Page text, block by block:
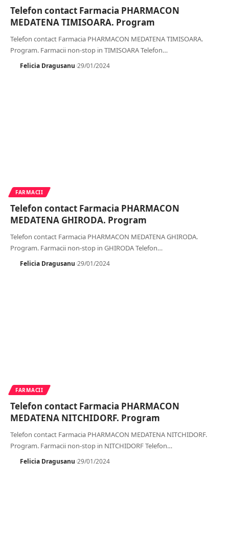
Telefon contact Farmacia PHARMACON
MEDATENA TIMISOARA. Program
Telefon contact Farmacia PHARMACON MEDATENA TIMISOARA.
Program. Farmacii non-stop in TIMISOARA Telefon…
Felicia Dragusanu 29/01/2024
FARMACII
Telefon contact Farmacia PHARMACON
MEDATENA GHIRODA. Program
Telefon contact Farmacia PHARMACON MEDATENA GHIRODA.
Program. Farmacii non-stop in GHIRODA Telefon…
Felicia Dragusanu 29/01/2024
FARMACII
Telefon contact Farmacia PHARMACON
MEDATENA NITCHIDORF. Program
Telefon contact Farmacia PHARMACON MEDATENA NITCHIDORF.
Program. Farmacii non-stop in NITCHIDORF Telefon…
Felicia Dragusanu 29/01/2024